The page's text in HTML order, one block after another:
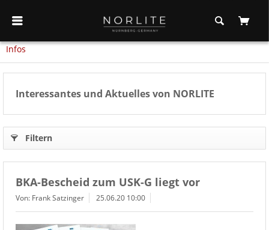
Infos
Interessantes und Aktuelles von NORLITE
Filtern
BKA-Bescheid zum USK-G liegt vor
Von: Frank Satzinger 25.06.20 10:00